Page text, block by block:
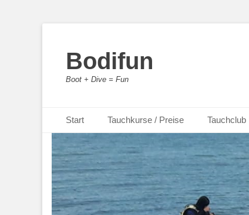
Bodifun
Boot + Dive = Fun
Primäres Menü
Inhalt
springen
Start Tauchkurse / Preise Tauchclub